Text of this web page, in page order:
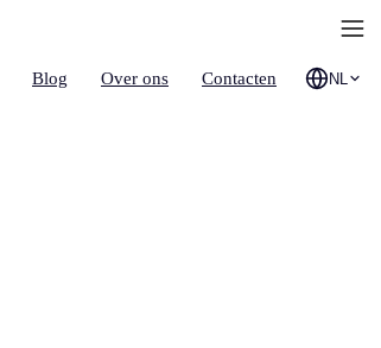
Blog Over ons Contacten NL